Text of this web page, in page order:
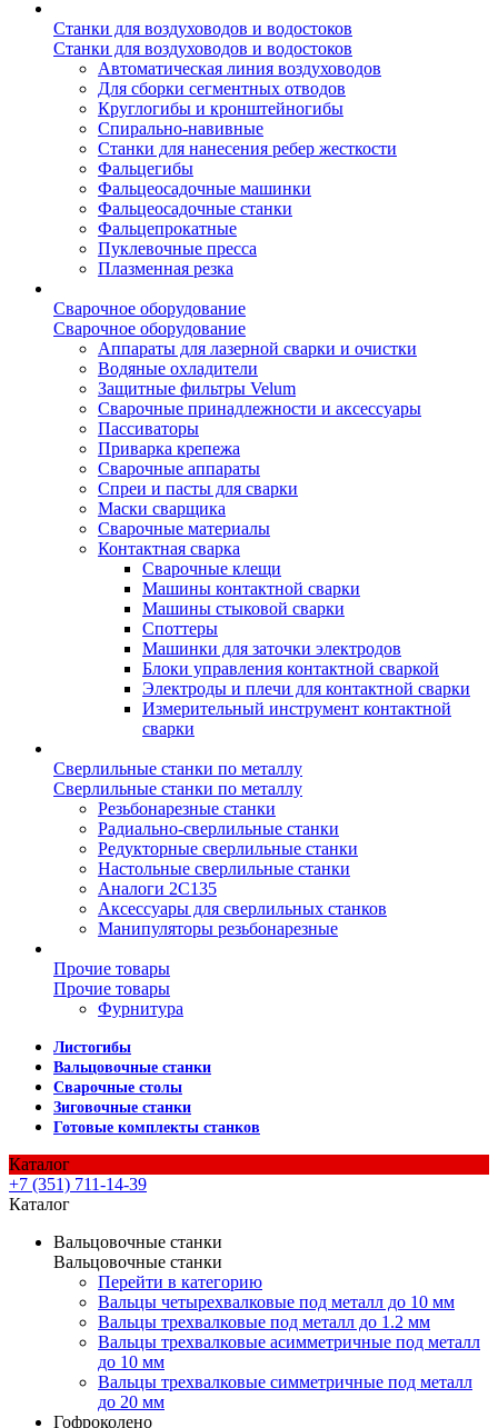
Станки для воздуховодов и водостоков
Станки для воздуховодов и водостоков
Автоматическая линия воздуховодов
Для сборки сегментных отводов
Круглогибы и кронштейногибы
Спирально-навивные
Станки для нанесения ребер жесткости
Фальцегибы
Фальцеосадочные машинки
Фальцеосадочные станки
Фальцепрокатные
Пуклевочные пресса
Плазменная резка
Сварочное оборудование
Сварочное оборудование
Аппараты для лазерной сварки и очистки
Водяные охладители
Защитные фильтры Velum
Сварочные принадлежности и аксессуары
Пассиваторы
Приварка крепежа
Сварочные аппараты
Спреи и пасты для сварки
Маски сварщика
Сварочные материалы
Контактная сварка
Сварочные клещи
Машины контактной сварки
Машины стыковой сварки
Споттеры
Машинки для заточки электродов
Блоки управления контактной сваркой
Электроды и плечи для контактной сварки
Измерительный инструмент контактной
сварки
Сверлильные станки по металлу
Сверлильные станки по металлу
Резьбонарезные станки
Радиально-сверлильные станки
Редукторные сверлильные станки
Настольные сверлильные станки
Аналоги 2С135
Аксессуары для сверлильных станков
Манипуляторы резьбонарезные
Прочие товары
Прочие товары
Фурнитура
Листогибы
Вальцовочные станки
Сварочные столы
Зиговочные станки
Готовые комплекты станков
Каталог
+7 (351) 711-14-39
Каталог
Вальцовочные станки
Вальцовочные станки
Перейти в категорию
Вальцы четырехвалковые под металл до 10 мм
Вальцы трехвалковые под металл до 1.2 мм
Вальцы трехвалковые асимметричные под металл
до 10 мм
Вальцы трехвалковые симметричные под металл
до 20 мм
Гофроколено